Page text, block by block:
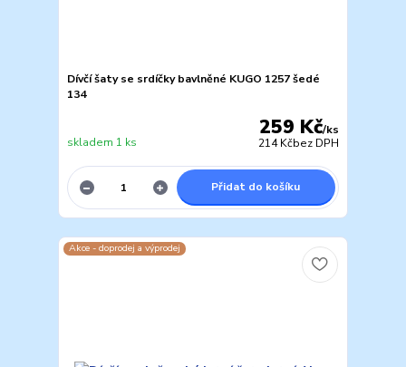
Dívčí šaty se srdíčky bavlněné KUGO 1257 šedé
134
259 Kč/ks
214 Kčbez DPH
skladem 1 ks
Přidat do košíku
Akce - doprodej a výprodej